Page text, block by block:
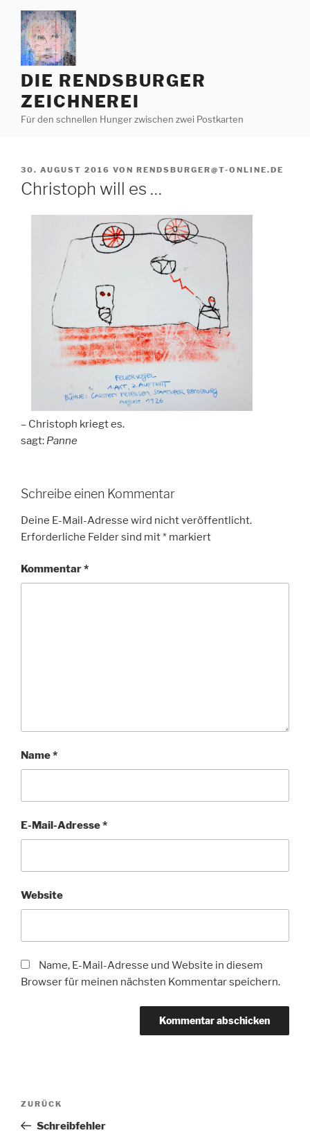
Zum
Inhalt
springen
DIE RENDSBURGER
ZEICHNEREI
Für den schnellen Hunger zwischen zwei Postkarten
VERÖFFENTLICHT
AM
30. AUGUST 2016 VON RENDSBURGER@T-ONLINE.DE
Christoph will es …
– Christoph kriegt es.
sagt: Panne
Schreibe einen Kommentar
Deine E-Mail-Adresse wird nicht veröffentlicht.
Erforderliche Felder sind mit* markiert
Kommentar*
Name*
E-Mail-Adresse*
Website
Name, E-Mail-Adresse und Website in diesem
Browser für meinen nächsten Kommentar speichern.
Beitragsnavigation
Vorheriger
Beitrag
ZURÜCK
Schreibfehler